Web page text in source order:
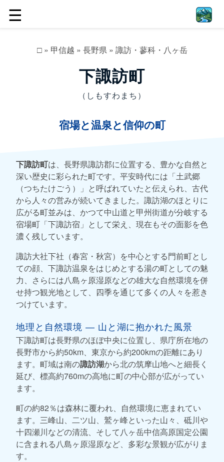
☰
□» 甲信越 » 長野県» 諏訪・蓼科・八ヶ岳
下諏訪町
（しもすわまち）
宿場と温泉と信仰の町
下諏訪町は、長野県諏訪郡に位置する、豊かな自然と
深い歴史に彩られた町です。平安時代には「土武郷
（つちたけごう）」と呼ばれていたと伝えられ、古代
から人々の営みが続いてきました。諏訪湖のほとりに
広がる町並みは、かつて中山道と甲州街道が分岐する
宿場町「下諏訪宿」として栄え、現在もその面影を色
濃く残しています。
諏訪大社下社（春宮・秋宮）を中心とする門前町とし
ての顔、下諏訪温泉をはじめとする湯の町としての魅
力、さらには八島ヶ原湿原などの雄大な自然環境を併
せ持つ観光地として、四季を通じて多くの人々を惹き
つけています。
地理と自然環境 ― 山と湖に抱かれた風景
下諏訪町は長野県のほぼ中央に位置し、県庁所在地の
長野市から約50km、東京から約200kmの距離にあり
ます。町域は南の諏訪湖から北の筑摩山地へと細長く
延び、標高約760mの高地に町の中心部が広がってい
ます。
町の約82％は森林に覆われ、自然環境に恵まれてい
ます。三峰山、二ツ山、鷲ヶ峰といった山々、砥川や
十四瀬川などの清流、そして八ヶ岳中信高原国定公園
に含まれる八島ヶ原湿原など、多彩な景観が広がりま
す。